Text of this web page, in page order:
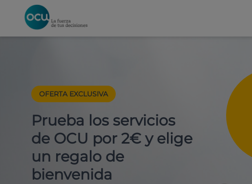
OFERTA EXCLUSIVA
Prueba los servicios
de OCU por 2€ y elige
un regalo de
bienvenida